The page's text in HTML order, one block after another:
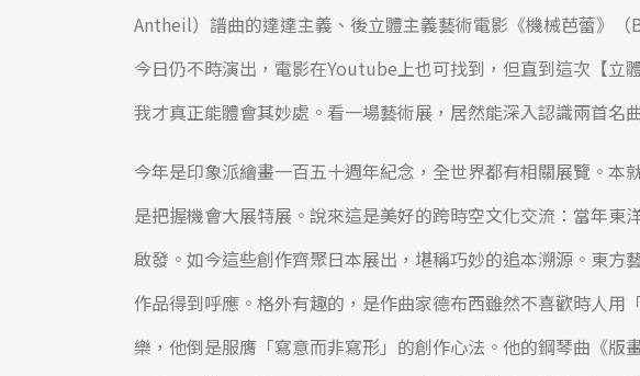
Antheil）譜曲的達達主義、後立體主義藝術電影《機械芭蕾》
今日仍不時演出，電影在Youtube上也可找到，但直到這次【立
我才真正能體會其妙處。看一場藝術展，居然能深入認識兩首名
今年是印象派繪畫一百五十週年紀念，全世界都有相關展覽。本
是把握機會大展特展。說來這是美好的跨時空文化交流：當年東
啟發。如今這些創作齊聚日本展出，堪稱巧妙的追本溯源。東方
作品得到呼應。格外有趣的，是作曲家德布西雖然不喜歡時人用
樂，他倒是服膺「寫意而非寫形」的創作心法。他的鋼琴曲《版